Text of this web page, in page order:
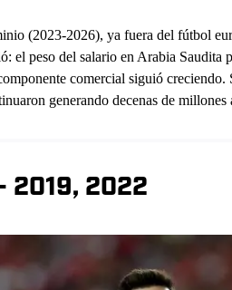
(2023-2026), ya fuera del fútbol
el peso del salario en Arabia Saudita
comercial siguió creciendo.
generando decenas de millones
2019, 2022